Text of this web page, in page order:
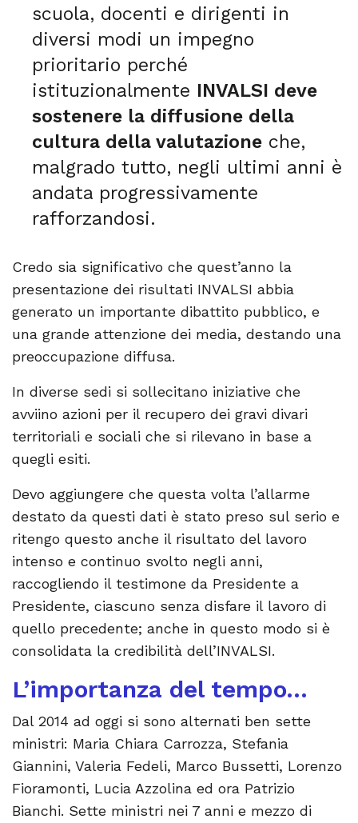
scuola, docenti e dirigenti in
diversi modi un impegno
prioritario perché
istituzionalmente INVALSI deve
sostenere la diffusione della
cultura della valutazione che,
malgrado tutto, negli ultimi anni è
andata progressivamente
rafforzandosi.
Credo sia significativo che quest’anno la
presentazione dei risultati INVALSI abbia
generato un importante dibattito pubblico, e
una grande attenzione dei media, destando una
preoccupazione diffusa.
In diverse sedi si sollecitano iniziative che
avviino azioni per il recupero dei gravi divari
territoriali e sociali che si rilevano in base a
quegli esiti.
Devo aggiungere che questa volta l’allarme
destato da questi dati è stato preso sul serio e
ritengo questo anche il risultato del lavoro
intenso e continuo svolto negli anni,
raccogliendo il testimone da Presidente a
Presidente, ciascuno senza disfare il lavoro di
quello precedente; anche in questo modo si è
consolidata la credibilità dell’INVALSI.
L’importanza del tempo…
Dal 2014 ad oggi si sono alternati ben sette
ministri: Maria Chiara Carrozza, Stefania
Giannini, Valeria Fedeli, Marco Bussetti, Lorenzo
Fioramonti, Lucia Azzolina ed ora Patrizio
Bianchi. Sette ministri nei 7 anni e mezzo di